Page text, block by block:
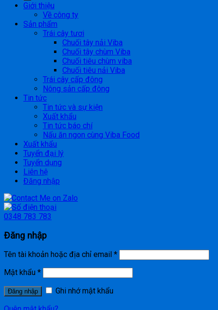
Giới thiệu
Về công ty
Sản phẩm
Trái cây tươi
Chuối tây nải Viba
Chuối tây chùm Viba
Chuối tiêu chùm viba
Chuối tiêu nải Viba
Trái cây cấp đông
Nông sản cấp đông
Tin tức
Tin tức và sự kiện
Xuất khẩu
Tin tức báo chí
Nấu ăn ngon cùng Viba Food
Xuất khẩu
Tuyển đại lý
Tuyển dụng
Liên hệ
Đăng nhập
0348 783 783
Đăng nhập
Tên tài khoản hoặc địa chỉ email *
Mật khẩu *
Đăng nhập
Ghi nhớ mật khẩu